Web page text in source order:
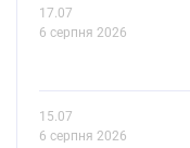
17.07
6 серпня 2026
15.07
6 серпня 2026